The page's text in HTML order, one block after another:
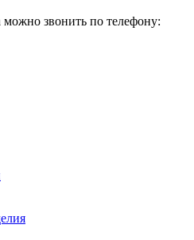
можно звонить по телефону: